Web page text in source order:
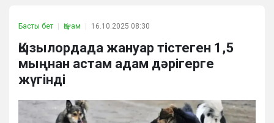
Басты бет Қоғам 16.10.2025 08:30
Қызылордада жануар тістеген 1,5
мыңнан астам адам дәрігерге
жүгінді